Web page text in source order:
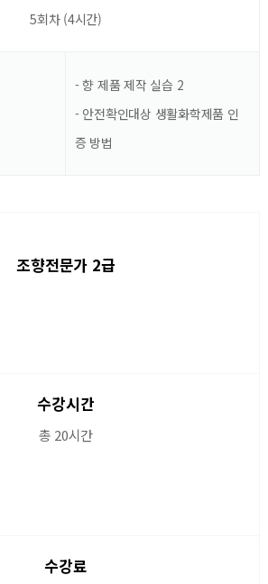
5회차 (4시간)
- 향 제품 제작 실습 2
- 안전확인대상 생활화학제품 인
증 방법
조향전문가 2급
수강시간
총 20시간
수강료